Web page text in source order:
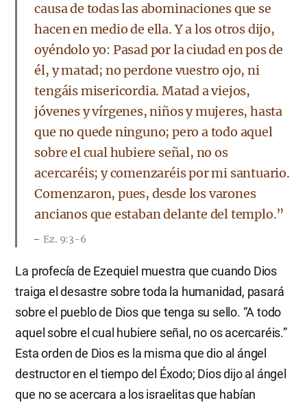
causa de todas las abominaciones que se
hacen en medio de ella. Y a los otros dijo,
oyéndolo yo: Pasad por la ciudad en pos de
él, y matad; no perdone vuestro ojo, ni
tengáis misericordia. Matad a viejos,
jóvenes y vírgenes, niños y mujeres, hasta
que no quede ninguno; pero a todo aquel
sobre el cual hubiere señal, no os
acercaréis; y comenzaréis por mi santuario.
Comenzaron, pues, desde los varones
ancianos que estaban delante del templo.”
Ez. 9:3-6
La profecía de Ezequiel muestra que cuando Dios
traiga el desastre sobre toda la humanidad, pasará
sobre el pueblo de Dios que tenga su sello. “A todo
aquel sobre el cual hubiere señal, no os acercaréis.”
Esta orden de Dios es la misma que dio al ángel
destructor en el tiempo del Éxodo; Dios dijo al ángel
que no se acercara a los israelitas que habían